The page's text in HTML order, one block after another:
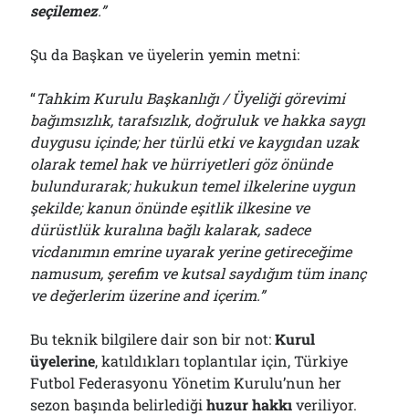
seçilemez.”
Şu da Başkan ve üyelerin yemin metni:
“Tahkim Kurulu Başkanlığı / Üyeliği görevimi
bağımsızlık, tarafsızlık, doğruluk ve hakka saygı
duygusu içinde; her türlü etki ve kaygıdan uzak
olarak temel hak ve hürriyetleri göz önünde
bulundurarak; hukukun temel ilkelerine uygun
şekilde; kanun önünde eşitlik ilkesine ve
dürüstlük kuralına bağlı kalarak, sadece
vicdanımın emrine uyarak yerine getireceğime
namusum, şerefim ve kutsal saydığım tüm inanç
ve değerlerim üzerine and içerim.”
Bu teknik bilgilere dair son bir not:Kurul
üyelerine, katıldıkları toplantılar için, Türkiye
Futbol Federasyonu Yönetim Kurulu’nun her
sezon başında belirlediğihuzur hakkıveriliyor.